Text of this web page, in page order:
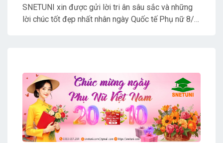
Gửi Ngàn Yêu Thương Đến
Một Nửa Thế Giới Xinh Đẹp
SNETUNI xin được gửi lời tri ân sâu sắc và những
lời chúc tốt đẹp nhất nhân ngày Quốc tế Phụ nữ 8/3